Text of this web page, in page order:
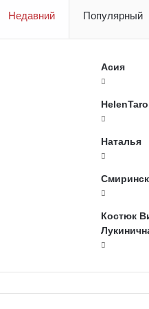
Недавний Популярный
Асия
HelenTaro
Наталья
Костюк